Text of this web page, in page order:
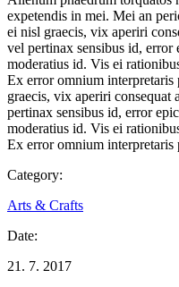
expetendis in mei. Mei an
ei nisl graecis, vix aperiri
vel pertinax sensibus id, error
moderatius id. Vis ei
Ex error omnium
graecis, vix aperiri
pertinax sensibus id, error
moderatius id. Vis ei
Ex error omnium
Category:
Arts & Crafts
Date:
21. 7. 2017